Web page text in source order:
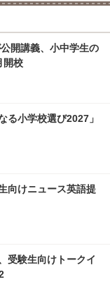
開講義、小中学生の
開校
る小学校選び2027」
向けニュース英語提
受験生向けトークイ